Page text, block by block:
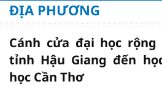
ĐỊA PHƯƠNG
Cánh cửa đại học
tỉnh Hậu Giang đến
học Cần Thơ